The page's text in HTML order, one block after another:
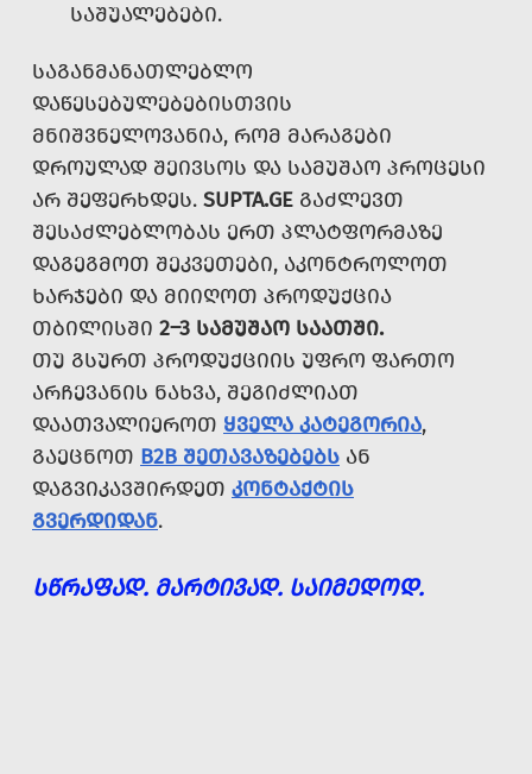
ᲡᲐᲨᲣᲐᲚᲔᲑᲔᲑᲘ.
ᲡᲐᲒᲐᲜᲛᲐᲜᲐᲗᲚᲔᲑᲚᲝ
ᲓᲐᲬᲔᲡᲔᲑᲣᲚᲔᲑᲔᲑᲘᲡᲗᲕᲘᲡ
ᲛᲜᲘᲨᲕᲜᲔᲚᲝᲕᲐᲜᲘᲐ, ᲠᲝᲛ ᲛᲐᲠᲐᲒᲔᲑᲘ
ᲓᲠᲝᲣᲚᲐᲓ ᲨᲔᲘᲕᲡᲝᲡ ᲓᲐ ᲡᲐᲛᲣᲨᲐᲝ ᲞᲠᲝᲪᲔᲡᲘ
ᲐᲠ ᲨᲔᲤᲔᲠᲮᲓᲔᲡ. SUPTA.GE ᲒᲐᲫᲚᲔᲕᲗ
ᲨᲔᲡᲐᲫᲚᲔᲑᲚᲝᲑᲐᲡ ᲔᲠᲗ ᲞᲚᲐᲢᲤᲝᲠᲛᲐᲖᲔ
ᲓᲐᲒᲔᲒᲛᲝᲗ ᲨᲔᲙᲕᲔᲗᲔᲑᲘ, ᲐᲙᲝᲜᲢᲠᲝᲚᲝᲗ
ᲮᲐᲠᲯᲔᲑᲘ ᲓᲐ ᲛᲘᲘᲦᲝᲗ ᲞᲠᲝᲓᲣᲥᲪᲘᲐ
ᲗᲑᲘᲚᲘᲡᲨᲘ 2–3 ᲡᲐᲛᲣᲨᲐᲝ ᲡᲐᲐᲗᲨᲘ.
ᲗᲣ ᲒᲡᲣᲠᲗ ᲞᲠᲝᲓᲣᲥᲪᲘᲘᲡ ᲣᲤᲠᲝ ᲤᲐᲠᲗᲝ
ᲐᲠᲩᲔᲕᲐᲜᲘᲡ ᲜᲐᲮᲕᲐ, ᲨᲔᲒᲘᲫᲚᲘᲐᲗ
ᲓᲐᲐᲗᲕᲐᲚᲘᲔᲠᲝᲗ ᲧᲕᲔᲚᲐ ᲙᲐᲢᲔᲒᲝᲠᲘᲐ,
ᲒᲐᲔᲪᲜᲝᲗ B2B ᲨᲔᲗᲐᲕᲐᲖᲔᲑᲔᲑᲡ ᲐᲜ
ᲓᲐᲒᲕᲘᲙᲐᲕᲨᲘᲠᲓᲔᲗ ᲙᲝᲜᲢᲐᲥᲢᲘᲡ
ᲒᲕᲔᲠᲓᲘᲓᲐᲜ.
ᲡᲬᲠᲐᲤᲐᲓ. ᲛᲐᲠᲢᲘᲕᲐᲓ. ᲡᲐᲘᲛᲔᲓᲝᲓ.